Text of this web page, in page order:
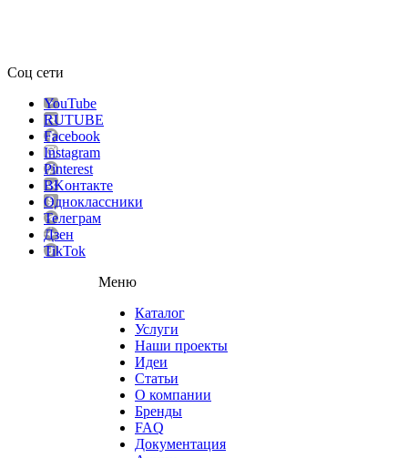
Соц сети
YouTube
RUTUBE
Facebook
Instagram
Pinterest
ВKонтакте
Одноклассники
Телеграм
Дзен
TikTok
Меню
Каталог
Услуги
Наши проекты
Идеи
Статьи
О компании
Бренды
FAQ
Документация